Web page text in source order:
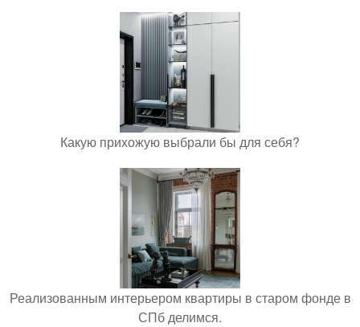
Какую прихожую выбрали бы для себя?
Реализованным интерьером квартиры в старом фонде в
СПб делимся.